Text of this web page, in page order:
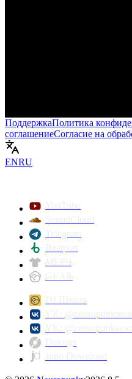
ПоддержкаПолитика
соглашениеСогласие на
ENRU